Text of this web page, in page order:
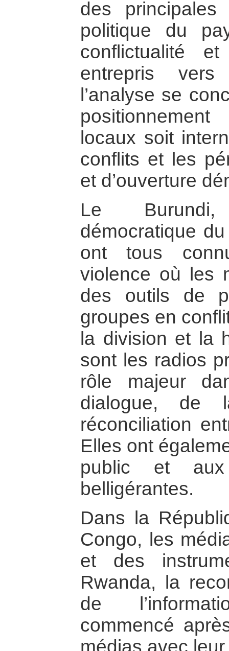
des principales
politique du
conflictualité
entrepris
l’analyse se
locaux soit
conflits et les
et d’ouverture
Le
démocratique
ont tous
violence où les
des outils de
groupes en
la division et la
sont les radios
rôle majeur
dialogue,
réconciliation
Elles ont
public et aux
belligérantes.
Dans la
Congo, les
et des
Rwanda, la
de
commencé
médias avec